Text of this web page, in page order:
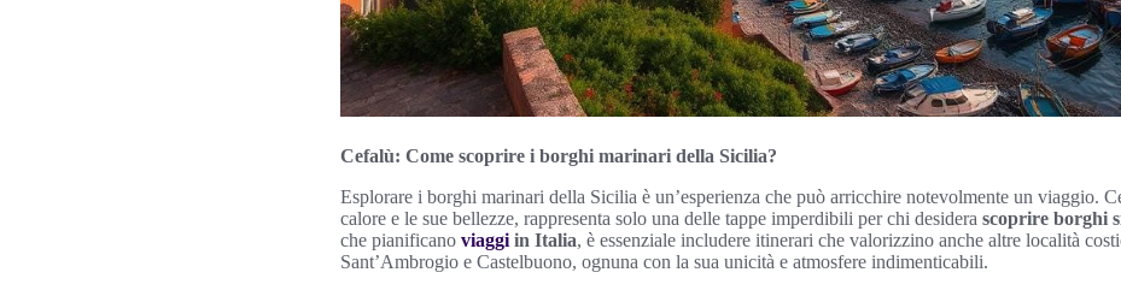
Cefalù: Come scoprire i borghi marinari della Sicilia?
Esplorare i borghi marinari della Sicilia è un’esperienza che può arricchire notevolmente un viaggio.
calore e le sue bellezze, rappresenta solo una delle tappe imperdibili per chi desidera scoprire borghi
che pianificano viaggi in Italia, è essenziale includere itinerari che valorizzino anche altre località
Sant’Ambrogio e Castelbuono, ognuna con la sua unicità e atmosfere indimenticabili.